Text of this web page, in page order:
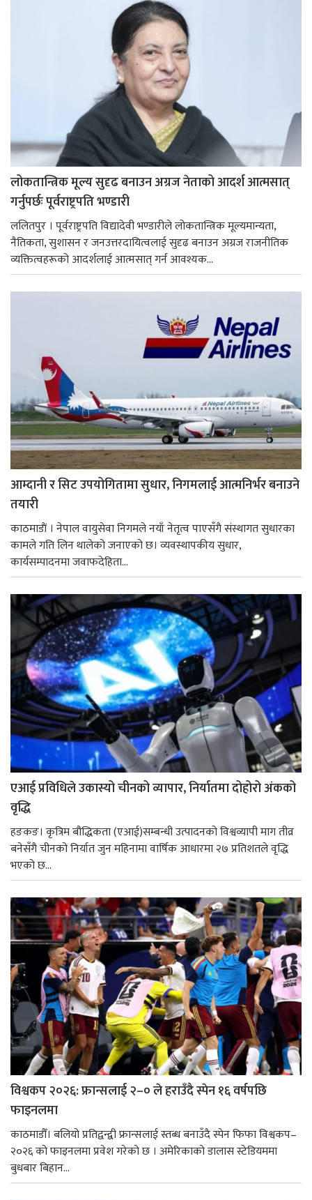
लोकतान्त्रिक मूल्य सुदृढ बनाउन अग्रज नेताको आदर्श आत्मसात्
गर्नुपर्छः पूर्वराष्ट्रपति भण्डारी
ललितपुर । पूर्वराष्ट्रपति विद्यादेवी भण्डारीले लोकतान्त्रिक मूल्यमान्यता,
नैतिकता, सुशासन र जनउत्तरदायित्वलाई सुदृढ बनाउन अग्रज राजनीतिक
व्यक्तित्वहरूको आदर्शलाई आत्मसात् गर्न आवश्यक...
आम्दानी र सिट उपयोगितामा सुधार, निगमलाई आत्मनिर्भर बनाउने
तयारी
काठमाडाैं । नेपाल वायुसेवा निगमले नयाँ नेतृत्व पाएसँगै संस्थागत सुधारका
कामले गति लिन थालेको जनाएको छ। व्यवस्थापकीय सुधार,
कार्यसम्पादनमा जवाफदेहिता...
एआई प्रविधिले उकास्यो चीनको व्यापार, निर्यातमा दोहोरो अंकको
वृद्धि
हङकङ। कृत्रिम बौद्धिकता (एआई)सम्बन्धी उत्पादनको विश्वव्यापी माग तीव्र
बनेसँगै चीनको निर्यात जुन महिनामा वार्षिक आधारमा २७ प्रतिशतले वृद्धि
भएको छ...
विश्वकप २०२६: फ्रान्सलाई २–० ले हराउँदै स्पेन १६ वर्षपछि
फाइनलमा
काठमाडौँ। बलियो प्रतिद्वन्द्वी फ्रान्सलाई स्तब्ध बनाउँदै स्पेन फिफा विश्वकप–
२०२६ को फाइनलमा प्रवेश गरेको छ । अमेरिकाको डालास स्टेडियममा
बुधबार बिहान...